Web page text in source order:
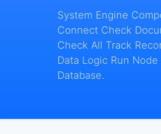
System Engine
Connect Check
Check All Track
Data Logic Run
Database.